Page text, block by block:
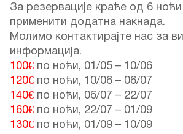
За резервације краће од 6
применити додатна накнада.
Молимо контактирајте нас за
информација.
100€ по ноћи, 01/05 – 10/06
120€ по ноћи, 10/06 – 06/07
140€ по ноћи, 06/07 – 22/07
160€ по ноћи, 22/07 – 01/09
130€ по ноћи, 01/09 – 10/09